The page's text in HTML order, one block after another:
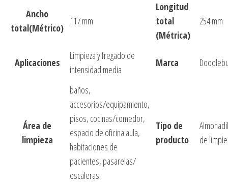
Ancho
total(Métrico)
117 mm
Longitud
total
(Métrica)
254 mm
Aplicaciones
Limpieza y fregado de
intensidad media
Marca
Área de
limpieza
baños,
accesorios/equipamiento,
pisos, cocinas/comedor,
espacio de oficina aula,
habitaciones de
pacientes, pasarelas/
escaleras
Tipo de
producto
de